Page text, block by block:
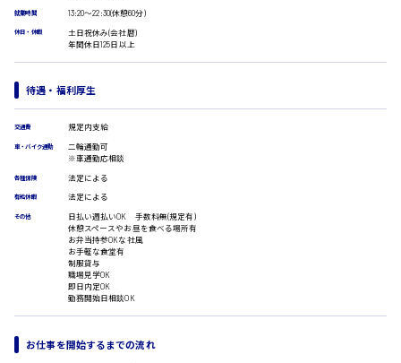
IT・クリエイティブ系
DTPオペレーター
CADオペレーター
WEBデザイナー
カスタマーエンジニア
販売・サービス・フード系
経営企画
ラウンダー営業
時給1500円以上
時給制すべて
就業時間 13:20〜22:30(休憩60分)
休日・休暇
土日祝休み(会社暦)
年間休日125日以上
待遇・福利厚生
交通費 規定内支給
車・バイク通勤
二輪通勤可
※車通勤応相談
各種保険 法定による
有給休暇 法定による
その他
日払い週払いOK 手数料無(規定有)
休憩スペースやお昼を食べる場所有
お弁当持参OKな社風
お手軽な食堂有
制服貸与
職場見学OK
即日内定OK
勤務開始日相談OK
お仕事を開始するまでの流れ